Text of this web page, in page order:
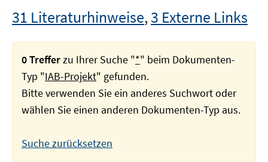
31 Literaturhinweise,3 Externe Links
0 Trefferzu Ihrer Suche "*" beim Dokumenten-
Typ "IAB-Projekt" gefunden.
Bitte verwenden Sie ein anderes Suchwort oder
wählen Sie einen anderen Dokumenten-Typ aus.
Suche zurücksetzen